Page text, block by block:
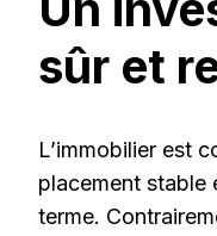
sûr et
L’immobilier est
placement stable
terme.